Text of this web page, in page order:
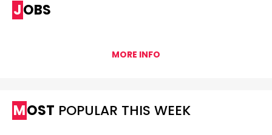
JOBS
MORE INFO
MOST POPULAR THIS WEEK